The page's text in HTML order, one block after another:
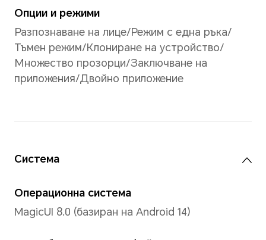
Цвят
6,7 милиона цвята, 100%
*Екранът поддържа 1,07
Вид
AMOLED
Резолюция